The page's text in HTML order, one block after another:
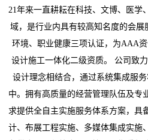
21年来一直耕耘在科技、文博、医学
域，是行业内具有较高知名度的会展
环境、职业健康三项认证，为AAA
设计施工一体化二级资质。 公司致
设计理念相结合，通过系统集成服
中。拥有高质量的经营管理队伍及专
求提供全自主实施服务体系方案，具
计、布展工程实施、多媒体集成实施